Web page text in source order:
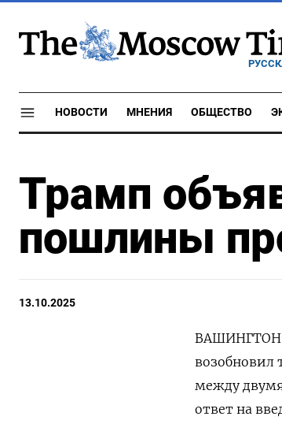
НОВОСТИ МНЕНИЯ ОБЩЕСТВО
Трамп
пошлины
13.10.2025
ВАШИНГТОН,
между
ответ на